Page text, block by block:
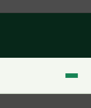
llave para la vida